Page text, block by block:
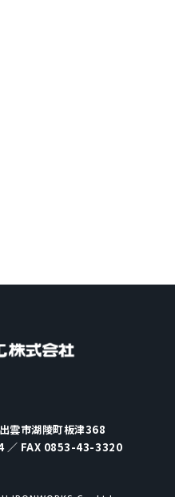
雲市湖陵町板津368
／ FAX 0853-43-3320